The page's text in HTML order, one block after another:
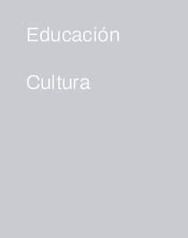
Educación
Cultura